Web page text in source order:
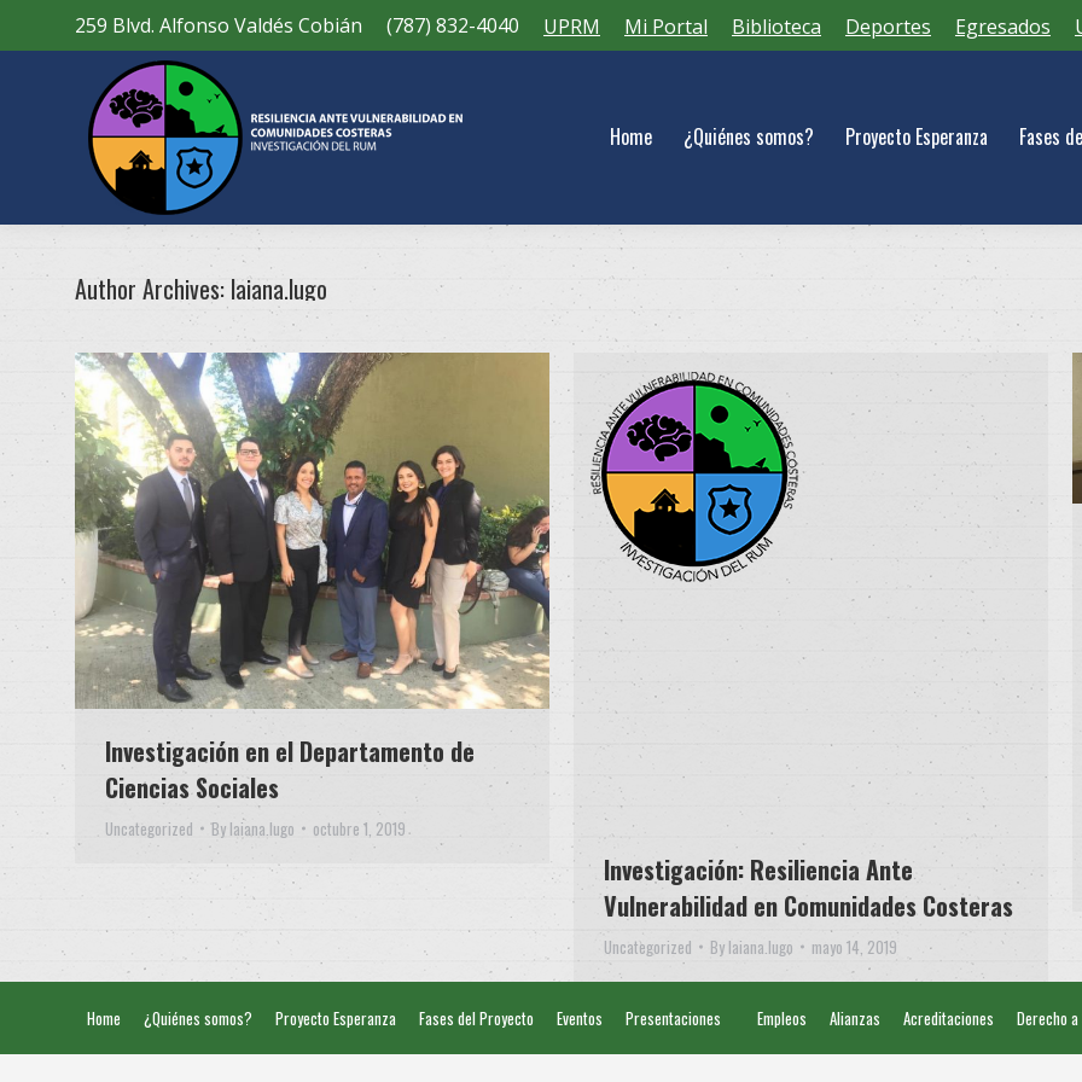
259 Blvd. Alfonso Valdés Cobián (787) 832-4040 UPRM Mi Portal Biblioteca Deportes Egresados
Home ¿Quiénes somos? Proyecto Esperanza Fases
Author Archives: laiana.lugo
Investigación en el Departamento de
Ciencias Sociales
Uncategorized By laiana.lugo octubre 1, 2019
Investigación: Resiliencia Ante
Vulnerabilidad en Comunidades Costeras
Uncategorized By laiana.lugo mayo 14, 2019
Home ¿Quiénes somos? Proyecto Esperanza Fases del Proyecto Eventos Presentaciones Empleos Alianzas Acreditaciones Derecho
Home ¿Quiénes somos? Proyecto Esperanza Fases del Proyecto Eventos